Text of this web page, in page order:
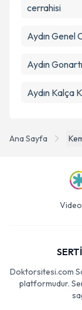
Ana Sayfa
cerrahisi
Aydın Genel
Aydın
Aydın Kalça
Doktorsitesi.com
platformudur.